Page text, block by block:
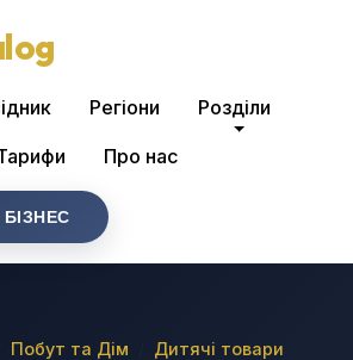
Регіони Розділи
Про нас
Побут та Дім
Дитячі товари